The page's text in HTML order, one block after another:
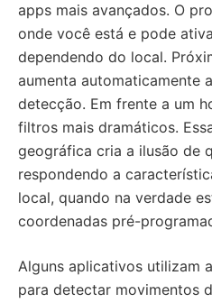
apps mais avançados. O
onde você está e pode
dependendo do local.
aumenta automaticamente
detecção. Em frente a um
filtros mais dramáticos.
geográfica cria a ilusão de
respondendo a
local, quando na verdade
coordenadas pré-
Alguns aplicativos utilizam
para detectar movimentos